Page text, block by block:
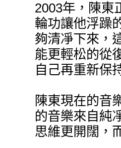
2003年，陳東
輪功讓他浮躁
夠清凈下來，
能更輕松的從
自己再重新保
陳東現在的音
的音樂來自純
思維更開闊，